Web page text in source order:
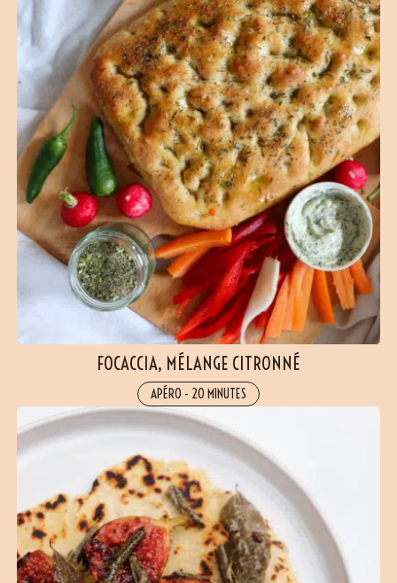
(23 avis)
FOCACCIA, MÉLANGE CITRONNÉ
APÉRO - 20 MINUTES